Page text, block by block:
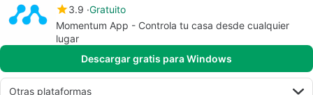
3.9 Gratuito
Momentum App - Controla tu casa desde cualquier
lugar
Descargar gratis para Windows
Otras plataformas